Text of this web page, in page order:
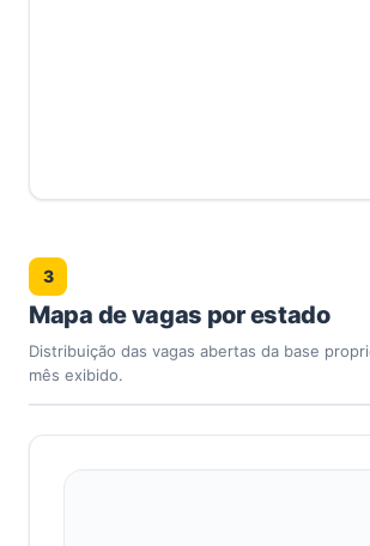
3
Mapa de vagas por estado
Distribuição das vagas abertas da base
mês exibido.